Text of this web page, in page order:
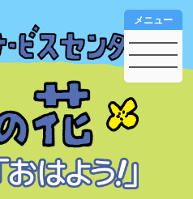
メニュー